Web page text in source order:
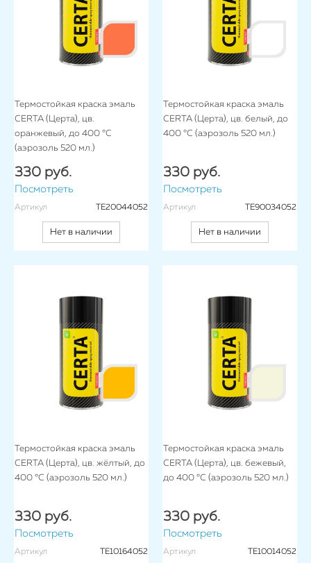
Термостойкая краска эмаль
CERTA (Церта), цв.
оранжевый, до 400 °C
(аэрозоль 520 мл.)
330 руб.
Посмотреть
Артикул TE20044052
Нет в наличии
Термостойкая краска эмаль
CERTA (Церта), цв. белый, до
400 °C (аэрозоль 520 мл.)
330 руб.
Посмотреть
Артикул TE90034052
Нет в наличии
Термостойкая краска эмаль
CERTA (Церта), цв. жёлтый, до
400 °C (аэрозоль 520 мл.)
330 руб.
Посмотреть
Артикул TE10164052
Термостойкая краска эмаль
CERTA (Церта), цв. бежевый,
до 400 °C (аэрозоль 520 мл.)
330 руб.
Посмотреть
Артикул TE10014052